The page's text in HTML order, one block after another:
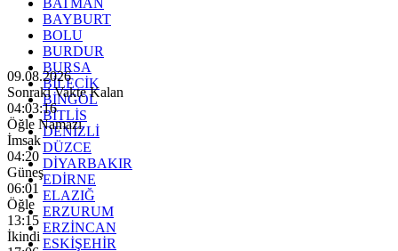
BATMAN
BAYBURT
BOLU
BURDUR
BURSA
BİLECİK
BİNGÖL
BİTLİS
DENİZLİ
DÜZCE
DİYARBAKIR
EDİRNE
ELAZIĞ
ERZURUM
ERZİNCAN
ESKİŞEHİR
09.08.2026
Sonraki Vakte Kalan
04:03:14
Öğle Namazı
İmsak
04:20
Güneş
06:01
Öğle
13:15
İkindi